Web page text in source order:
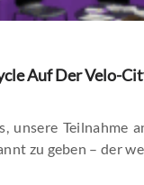
Auf Der Velo-
unsere Teilnahme
zu geben – der